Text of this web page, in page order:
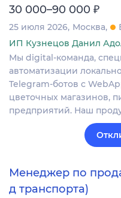
30 000–90 000 ₽
25 июля 2026 Москва
ИП Кузнецов Данил
Мы digital-команда,
автоматизации
Telegram-ботов с
цветочных магазинов,
предприятий. Наш
Менеджер по
д транспорта)